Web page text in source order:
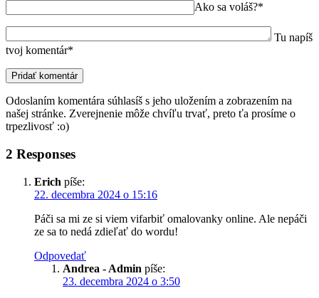
Ako sa voláš?*
Tu napíš
tvoj komentár*
Odoslaním komentára súhlasíš s jeho uložením a zobrazením na
našej stránke. Zverejnenie môže chvíľu trvať, preto ťa prosíme o
trpezlivosť :o)
2 Responses
Erich píše:
22. decembra 2024 o 15:16
Páči sa mi ze si viem vifarbiť omalovanky online. Ale nepáči
ze sa to nedá zdieľať do wordu!
Odpovedať
Andrea - Admin píše:
23. decembra 2024 o 3:50